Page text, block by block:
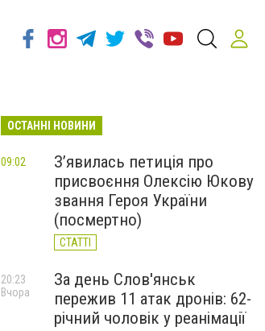
ОСТАННІ НОВИНИ
З’явилась петиція про
присвоєння Олексію Юкову
звання Героя України
(посмертно)
СТАТТІ
09:02
За день Слов'янськ
пережив 11 атак дронів: 62-
річний чоловік у реанімації
20:23
Вчора